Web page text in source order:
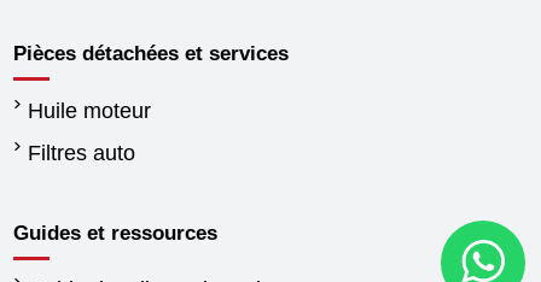
Pièces détachées et services
Huile moteur
Filtres auto
Guides et ressources